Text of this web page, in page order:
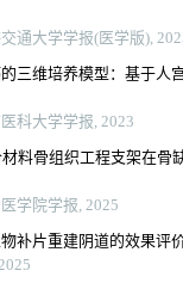
通大学学报(医学版),
三维培养模型：基于人
科大学学报, 2023
料骨组织工程支架在骨
学院学报, 2025
补片重建阴道的效果评